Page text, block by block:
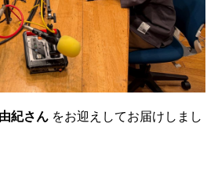
紀さん をお迎えしてお届けしまし